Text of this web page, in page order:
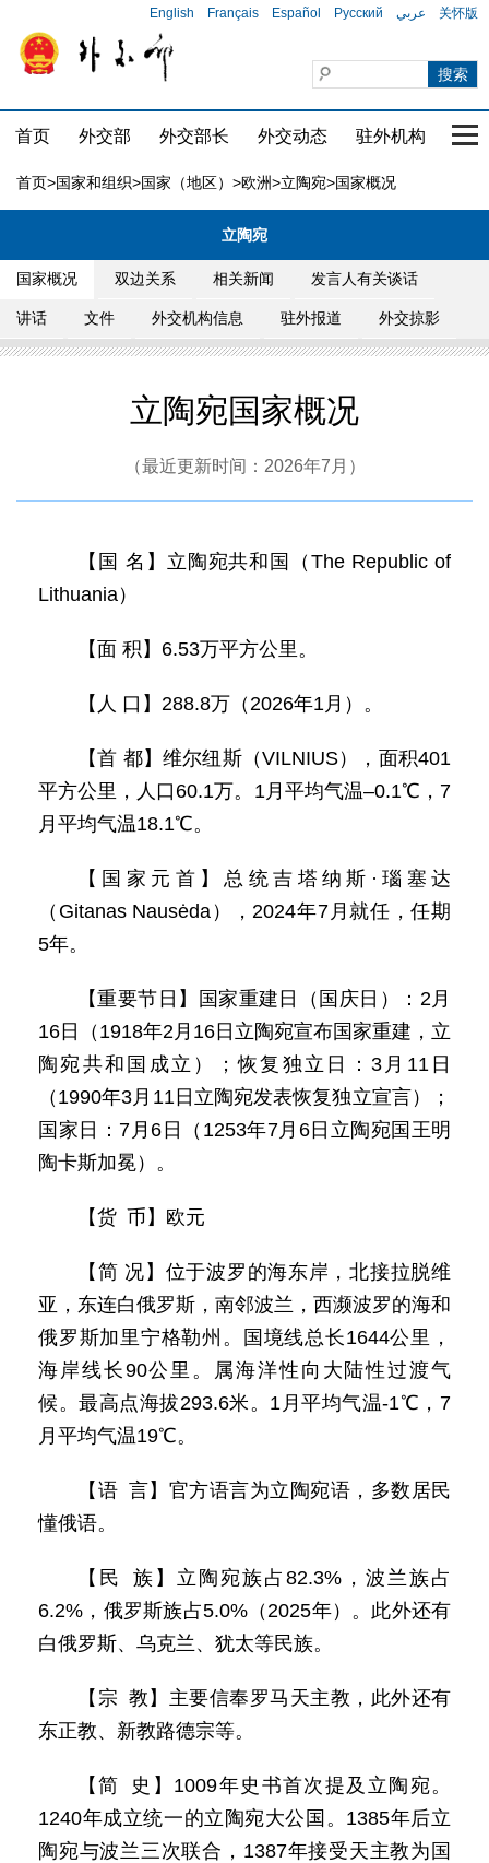
English Français Español Русский عربي 关怀版
首页 外交部 外交部长 外交动态 驻外机构 国
首页>国家和组织>国家（地区） >欧洲>立陶宛>国家概况
立陶宛
国家概况 双边关系 相关新闻 发言人有关谈话
讲话 文件 外交机构信息 驻外报道 外交掠影
立陶宛国家概况
（最近更新时间：2026年7月）
【国 名】立陶宛共和国（The Republic of
Lithuania）
【面 积】6.53万平方公里。
【人 口】288.8万（2026年1月）。
【首 都】维尔纽斯（VILNIUS），面积401
平方公里，人口60.1万。1月平均气温–0.1℃，7
月平均气温18.1℃。
【国家元首】总统吉塔纳斯·瑙塞达
（Gitanas Nausėda），2024年7月就任，任期
5年。
【重要节日】国家重建日（国庆日）：2月
16日（1918年2月16日立陶宛宣布国家重建，立
陶宛共和国成立）；恢复独立日：3月11日
（1990年3月11日立陶宛发表恢复独立宣言）；
国家日：7月6日（1253年7月6日立陶宛国王明
陶卡斯加冕）。
【货 币】欧元
【简 况】位于波罗的海东岸，北接拉脱维
亚，东连白俄罗斯，南邻波兰，西濒波罗的海和
俄罗斯加里宁格勒州。国境线总长1644公里，
海岸线长90公里。属海洋性向大陆性过渡气
候。最高点海拔293.6米。1月平均气温-1℃，7
月平均气温19℃。
【语 言】官方语言为立陶宛语，多数居民
懂俄语。
【民 族】立陶宛族占82.3%，波兰族占
6.2%，俄罗斯族占5.0%（2025年）。此外还有
白俄罗斯、乌克兰、犹太等民族。
【宗 教】主要信奉罗马天主教，此外还有
东正教、新教路德宗等。
【简 史】1009年史书首次提及立陶宛。
1240年成立统一的立陶宛大公国。1385年后立
陶宛与波兰三次联合，1387年接受天主教为国